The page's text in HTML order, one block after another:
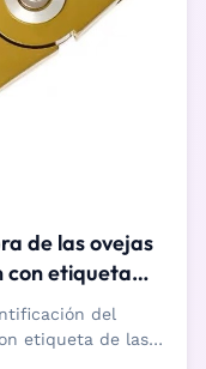
de las ovejas
con etiqueta
los 27cm
del
etiqueta de las